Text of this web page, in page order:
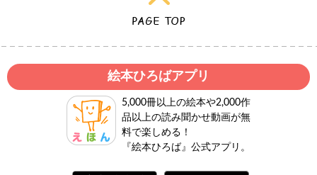
絵本ひろばアプリ
5,000冊以上の絵本や2,000作
品以上の読み聞かせ動画が無
料で楽しめる！
『絵本ひろば』公式アプリ。